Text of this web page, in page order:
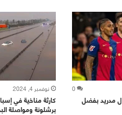
0
مدريد بفضل
نوفمبر 4, 2024
كارثة مناخية في
برشلونة ومواصلة